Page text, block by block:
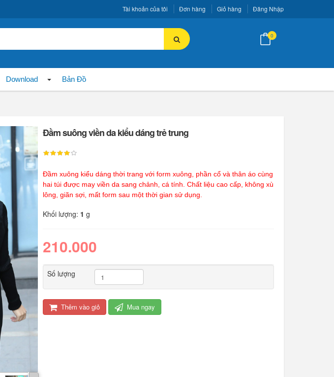
Tài khoản của tôi Đơn hàng Giỏ hàng Đăng Nhập
0
Download Bản Đồ
Đầm suông viền da kiểu dáng trẻ trung
Đầm xuông kiểu dáng thời trang với form xuông, phần cổ và thân áo cùng
hai túi được may viền da sang chảnh, cá tính. Chất liệu cao cấp, không xù
lông, giãn sợi, mất form sau một thời gian sử dụng.
Khối lượng: 1 g
210.000
Số lượng
Thêm vào giỏ Mua ngay
cho oto tải...